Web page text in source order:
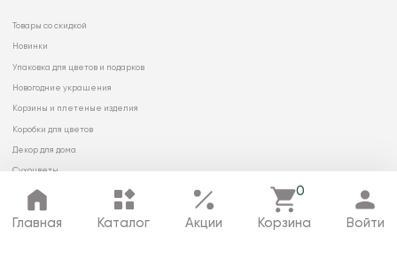
Главная Каталог Акции
0
Корзина Войти
Товары со скидкой
Новинки
Упаковка для цветов и подарков
Новогодние украшения
Корзины и плетеные изделия
Коробки для цветов
Декор для дома
Сухоцветы
© 2026 ООО «МИРРЭЙ»